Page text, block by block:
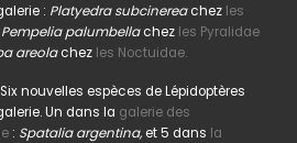
: Platyedra subcinereachez les
Pempelia palumbellachez les Pyralidae
areolachez les Noctuidae.
nouvelles espèces de Lépidoptères
Un dans la galerie des
: Spatalia argentina,et 5 dans la